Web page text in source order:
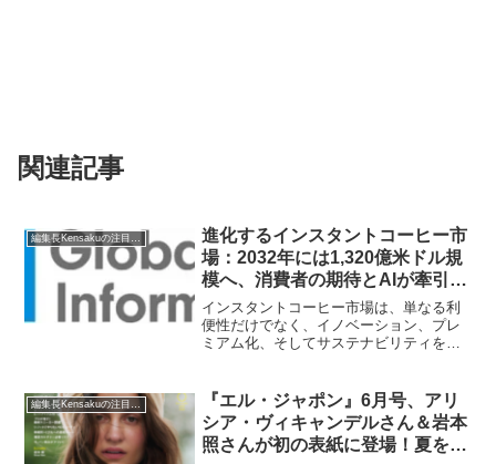
関連記事
編集長Kensakuの注目ネタ
進化するインスタントコーヒー市
場：2032年には1,320億米ドル規
模へ、消費者の期待とAIが牽引す
る未来
インスタントコーヒー市場は、単なる利
便性だけでなく、イノベーション、プレ
ミアム化、そしてサステナビリティを重
達すると予測されるこの市場の動向につ
いて、編集長KENSAKUが解説します。
『エル・ジャポン』6月号、アリ
シア・ヴィキャンデルさん＆岩本
照さんが初の表紙に登場！夏を彩